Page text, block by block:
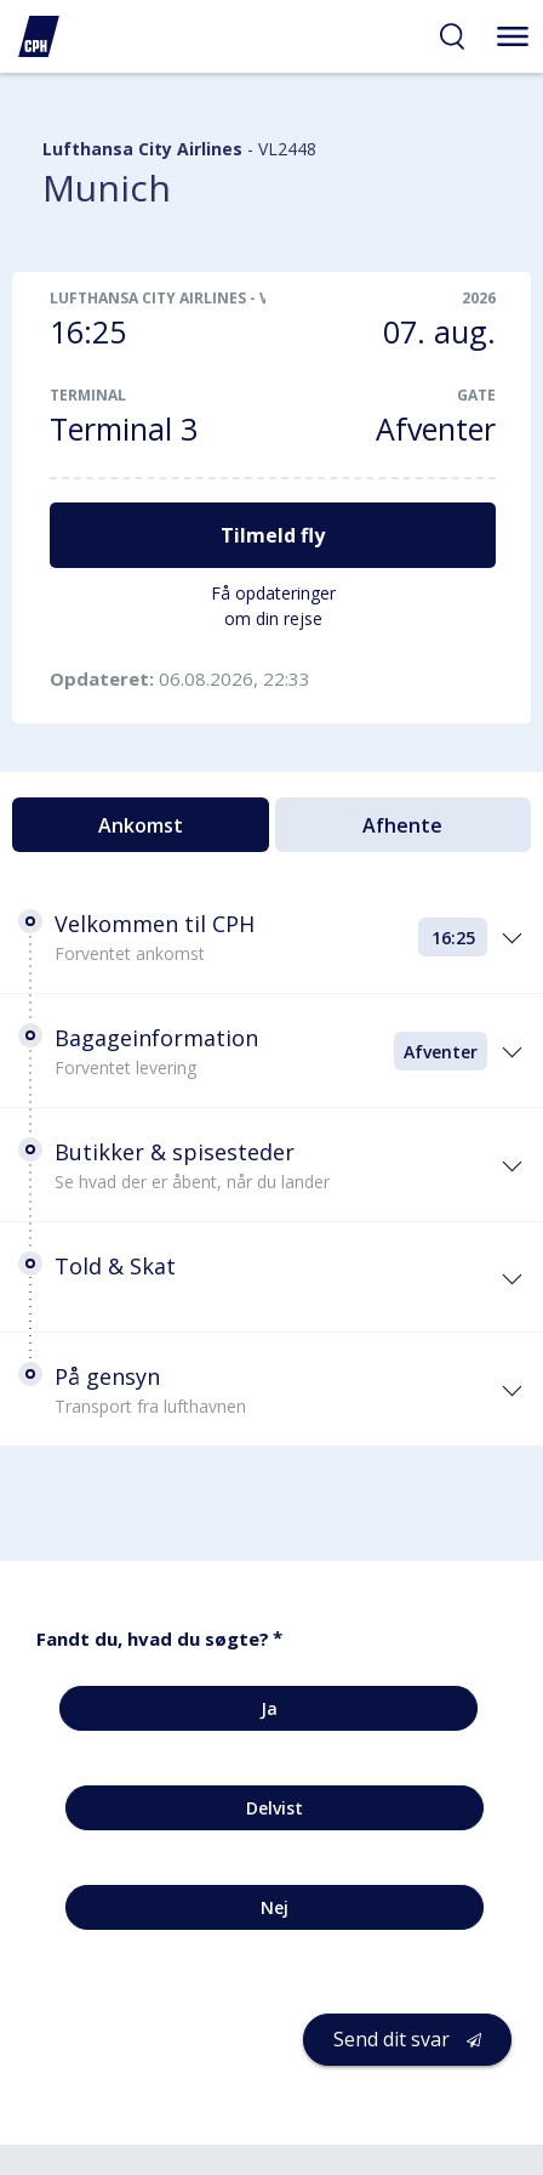
Lufthansa City Airlines - VL2448
Munich
LUFTHANSA CITY AIRLINES -VL2448
16:25
2026
07. aug.
TERMINAL
Terminal 3
GATE
Afventer
Tilmeld fly
Få opdateringer
om din rejse
Opdateret: 06.08.2026, 22:33
Ankomst Afhente
Velkommen til CPH
Forventet ankomst
16:25
Bagageinformation
Forventet levering
Afventer
Butikker & spisesteder
Se hvad der er åbent, når du lander
Told & Skat
På gensyn
Transport fra lufthavnen
Fandt du, hvad du søgte? *
Ja
Delvist
Nej
Send dit svar